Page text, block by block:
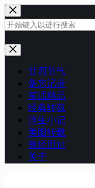
跳
至
内
容
无
廿四节气
备忘记录
笑话精品
经典转载
浮生小记
美图转载
曾经用过
关于